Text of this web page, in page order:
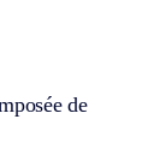
de